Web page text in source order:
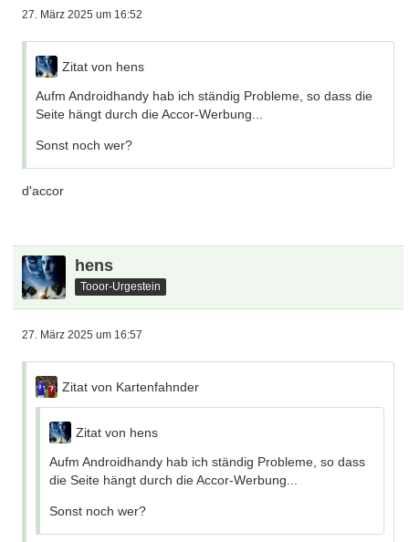
27. März 2025 um 16:52
Zitat von hens
Aufm Androidhandy hab ich ständig Probleme, so dass die
Seite hängt durch die Accor-Werbung...
Sonst noch wer?
d'accor
hens
Tooor-Urgestein
27. März 2025 um 16:57
Zitat von Kartenfahnder
Zitat von hens
Aufm Androidhandy hab ich ständig Probleme, so dass
die Seite hängt durch die Accor-Werbung...
Sonst noch wer?